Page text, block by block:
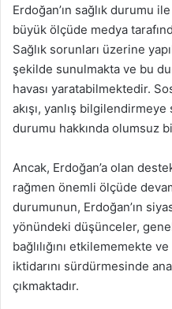
Erdoğan’ın sağlık durumu
büyük ölçüde medya
Sağlık sorunları üzerine
şekilde sunulmakta ve bu
havası yaratabilmektedir.
akışı, yanlış
durumu hakkında olumsuz
Ancak, Erdoğan’a olan
rağmen önemli ölçüde
durumunun, Erdoğan’ın
yönündeki düşünceler,
bağlılığını etkilememekte
iktidarını sürdürmesinde
çıkmaktadır.